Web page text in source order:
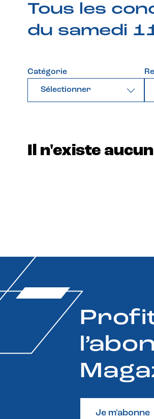
Tous les
du samedi
Catégorie
Sélectionner
Il n'existe
Je m'abonne